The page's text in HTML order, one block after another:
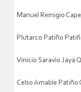
Manuel Remigio
Plutarco Patiño
Vinicio Saravio Jaya
Celso Amable Patiño